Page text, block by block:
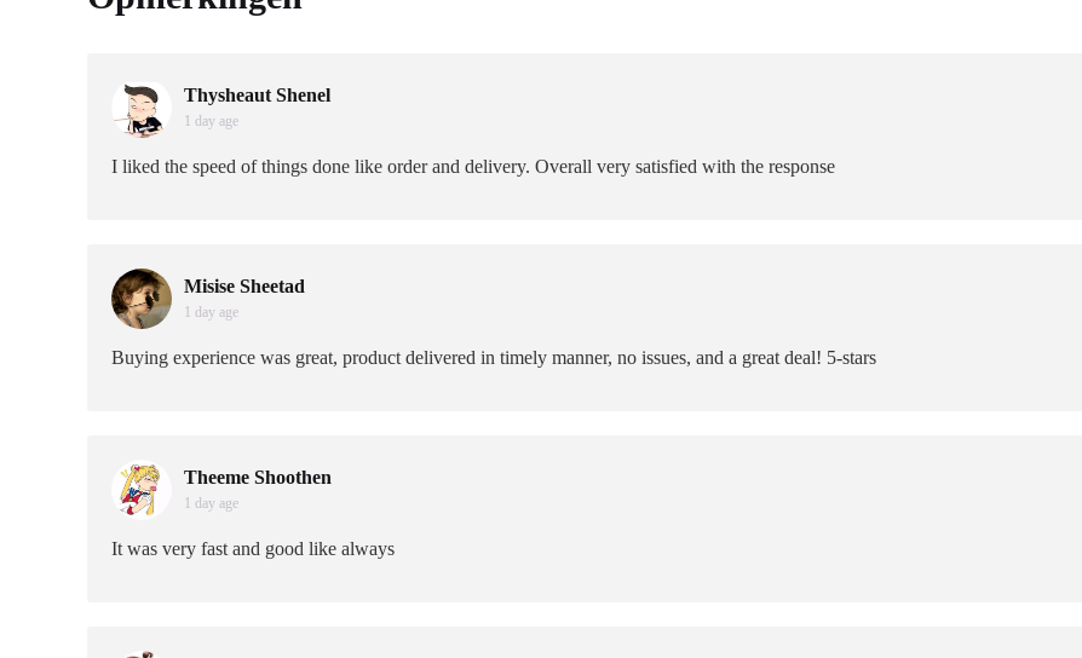
Thysheaut Shenel
1 day age
I liked the speed of things done like order and delivery. Overall very satisfied with the response
Misise Sheetad
1 day age
Buying experience was great, product delivered in timely manner, no issues, and a great deal! 5-stars
Theeme Shoothen
1 day age
It was very fast and good like always